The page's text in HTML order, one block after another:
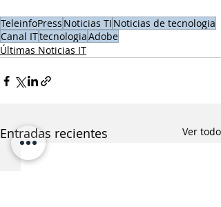
TeleinfoPress Noticias TI Noticias de tecnologia
Canal ITtecnologiaAdobe
Últimas Noticias IT
Entradas recientes Ver todo